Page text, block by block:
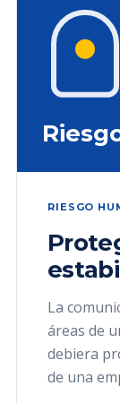
RIESGO
La
áreas de
debiera
de una